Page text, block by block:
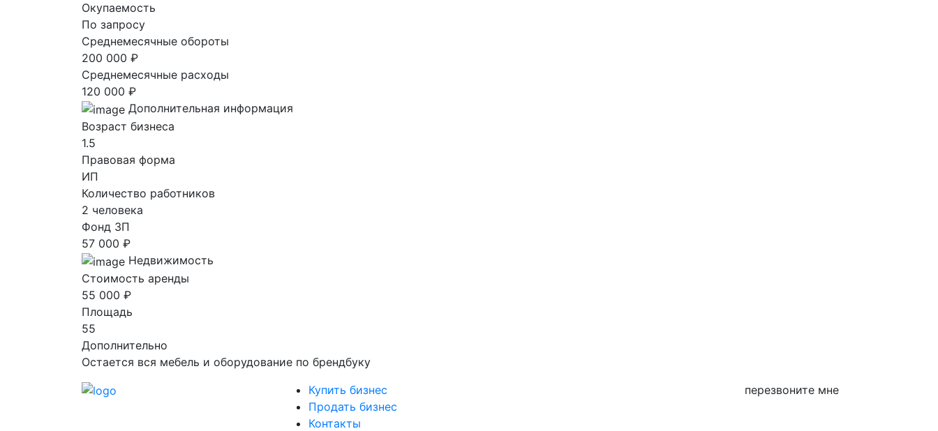
Окупаемость
По запросу
Среднемесячные обороты
200 000 ₽
Среднемесячные расходы
120 000 ₽
Дополнительная информация
Возраст бизнеса
1.5
Правовая форма
ИП
Количество работников
2 человека
Фонд ЗП
57 000 ₽
Недвижимость
Стоимость аренды
55 000 ₽
Площадь
55
Дополнительно
Остается вся мебель и оборудование по брендбуку
Купить бизнес
Продать бизнес
Контакты
перезвоните мне